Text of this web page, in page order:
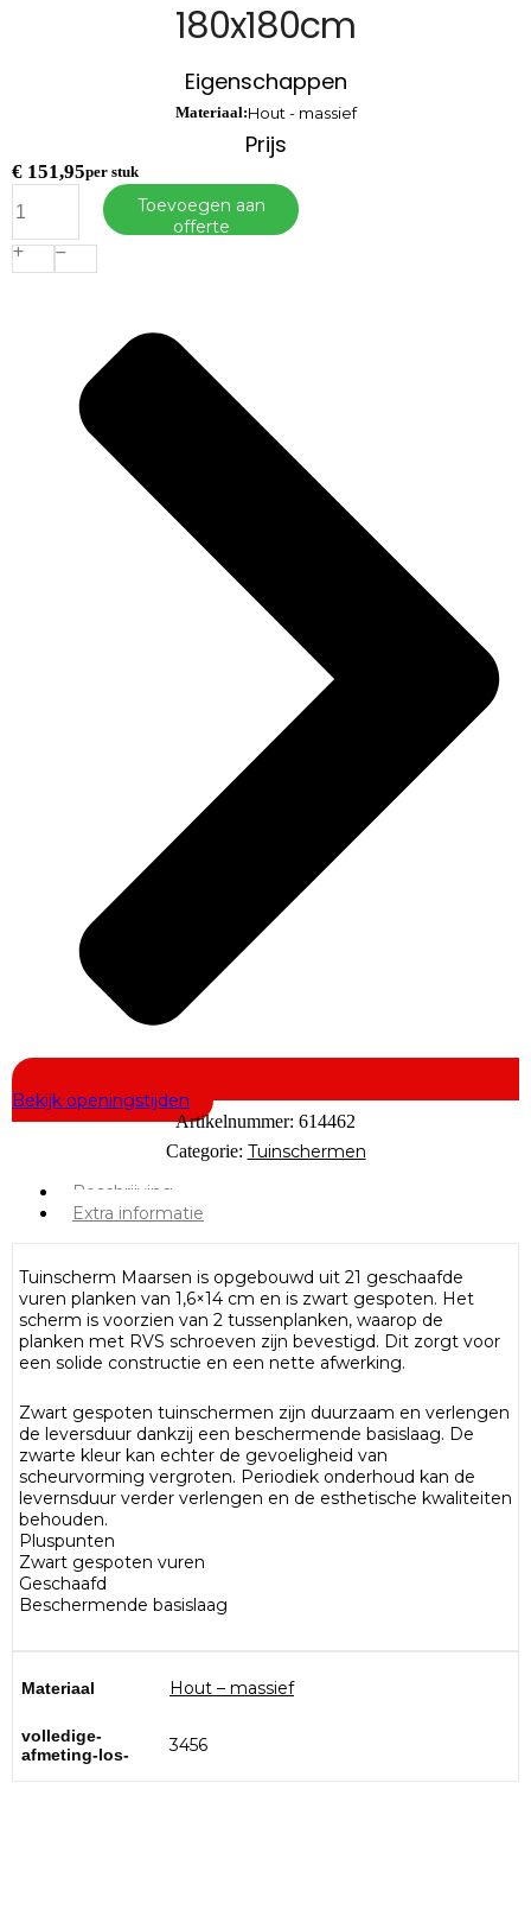
180x180cm
Eigenschappen
Materiaal:Hout - massief
Prijs
€ 151,95per stuk
Maarssen
(21+2)
Vuren
Zwart
Toevoegen aan
offerte
Bekijk openingstijden
Artikelnummer: 614462
Categorie: Tuinschermen
Beschrijving
Extra informatie
Tuinscherm Maarsen is opgebouwd uit 21 geschaafde
vuren planken van 1,6×14 cm en is zwart gespoten. Het
scherm is voorzien van 2 tussenplanken, waarop de
planken met RVS schroeven zijn bevestigd. Dit zorgt voor
een solide constructie en een nette afwerking.
Zwart gespoten tuinschermen zijn duurzaam en verlengen
de leversduur dankzij een beschermende basislaag. De
zwarte kleur kan echter de gevoeligheid van
scheurvorming vergroten. Periodiek onderhoud kan de
levernsduur verder verlengen en de esthetische kwaliteiten
behouden.
Pluspunten
Zwart gespoten vuren
Geschaafd
Beschermende basislaag
Materiaal Hout – massief
volledige-
afmeting-los-
3456